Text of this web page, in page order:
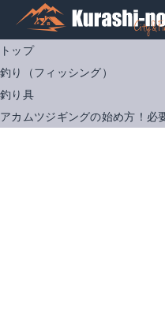
トップ
釣り（フィッシング）
釣り具
アカムツジギングの始め方！必